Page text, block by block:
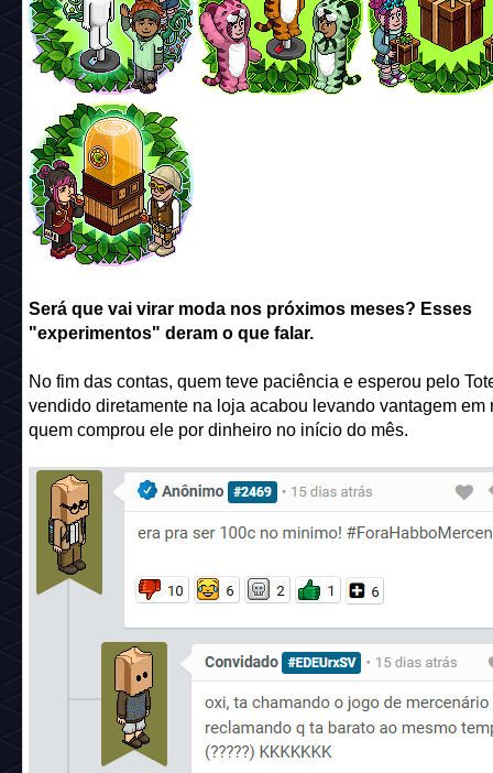
Será que vai virar moda nos próximos meses? Esses
"experimentos" deram o que falar.
No fim das contas, quem teve paciência e esperou pelo
vendido diretamente na loja acabou levando vantagem em
quem comprou ele por dinheiro no início do mês.